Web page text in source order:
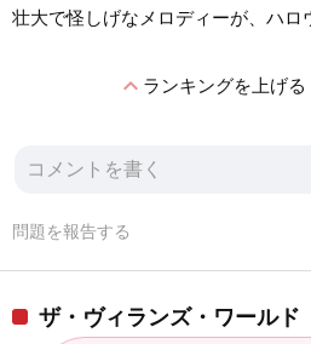
壮大で怪しげなメロディーが、ハロ
expand_lessランキングを上げる
問題を報告する
ザ・ヴィランズ・ワールド